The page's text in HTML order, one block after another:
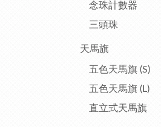
念珠計數器
三頭珠
天馬旗
五色天馬旗 (S)
五色天馬旗 (L)
直立式天馬旗